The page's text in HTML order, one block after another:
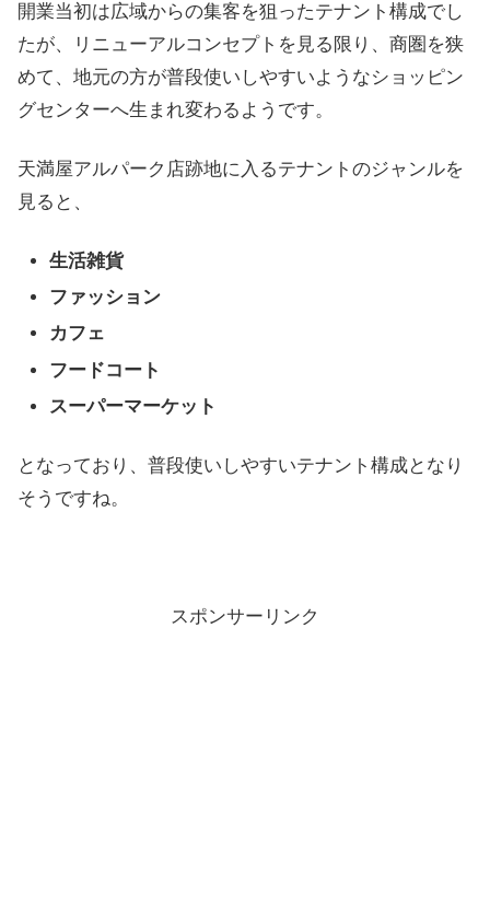
開業当初は広域からの集客を狙ったテナント構成でし
たが、リニューアルコンセプトを見る限り、商圏を狭
めて、地元の方が普段使いしやすいようなショッピン
グセンターへ生まれ変わるようです。
天満屋アルパーク店跡地に入るテナントのジャンルを
見ると、
生活雑貨
ファッション
カフェ
フードコート
スーパーマーケット
となっており、普段使いしやすいテナント構成となり
そうですね。
スポンサーリンク